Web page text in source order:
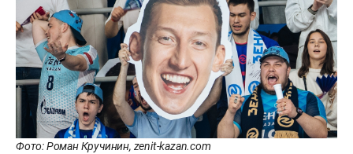
Фото: Роман Кручинин, zenit-kazan.com